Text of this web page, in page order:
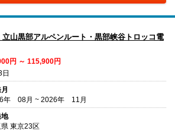
立山黒部アルペンルート・黒部峡谷トロッコ電
円 ～ 115,900円
年 08月 ~ 2026年 11月
東京23区